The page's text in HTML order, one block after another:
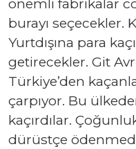
burayı seçecekler.
Yurtdışına para
getirecekler. Git
Türkiye’den
çarpıyor. Bu
kaçırdılar.
dürüstçe